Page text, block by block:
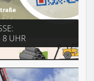
V
UHR